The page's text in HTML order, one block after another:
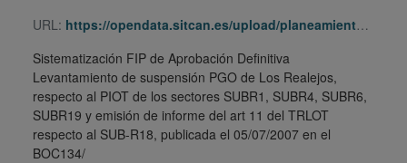
URL: https://opendata.sitcan.es/upload/planeamiento/fip/380316_b9291a7a85f8e74164c32c46e7c162e1.zip
Sistematización FIP de Aprobación Definitiva
Levantamiento de suspensión PGO de Los Realejos,
respecto al PIOT de los sectores SUBR1, SUBR4, SUBR6,
SUBR19 y emisión de informe del art 11 del TRLOT
respecto al SUB-R18, publicada el 05/07/2007 en el
BOC134/